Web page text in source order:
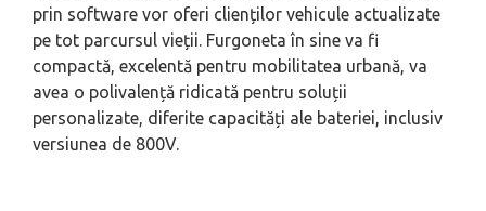
prin software vor oferi clienților vehicule actualizate
pe tot parcursul vieții. Furgoneta în sine va fi
compactă, excelentă pentru mobilitatea urbană, va
avea o polivalență ridicată pentru soluții
personalizate, diferite capacități ale bateriei, inclusiv
versiunea de 800V.